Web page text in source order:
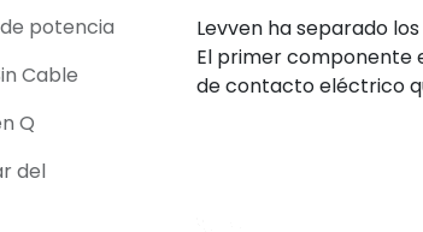
potencia
Cable
Q
del
Levven ha separado
El primer componente
de contacto eléctrico